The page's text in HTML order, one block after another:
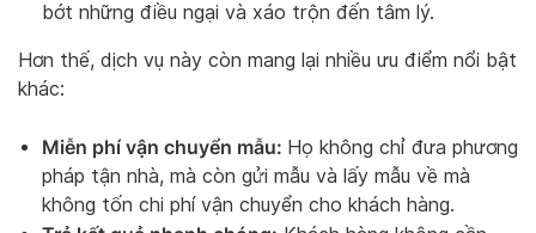
bớt những điều ngại và xáo trộn đến tâm lý.
Hơn thế, dịch vụ này còn mang lại nhiều ưu điểm nổi bật
khác:
Miễn phí vận chuyển mẫu: Họ không chỉ đưa phương
pháp tận nhà, mà còn gửi mẫu và lấy mẫu về mà
không tốn chi phí vận chuyển cho khách hàng.